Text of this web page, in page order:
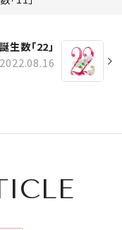
誕生数「22」
2022.08.16